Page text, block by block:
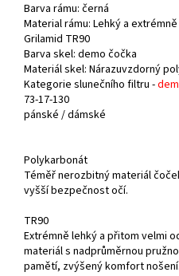
Barva rámu: černá
Material rámu: Lehký a
Grilamid TR90
Barva skel: demo čočka
Materiál skel: Nárazuvzdorný
Kategorie slunečního filtru -
73-17-130
pánské /dámské
Polykarbonát
Téměř nerozbitný materiál
vyšší bezpečnost očí.
TR90
Extrémně lehký a přitom velmi
materiál s nadprůměrnou
pamětí, zvýšený komfort nošení.